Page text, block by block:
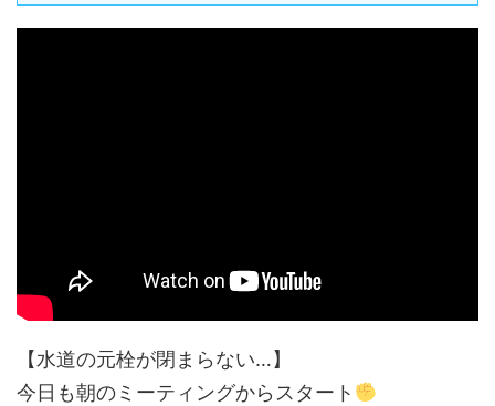
【水道の元栓が閉まらない…】
今日も朝のミーティングからスタート